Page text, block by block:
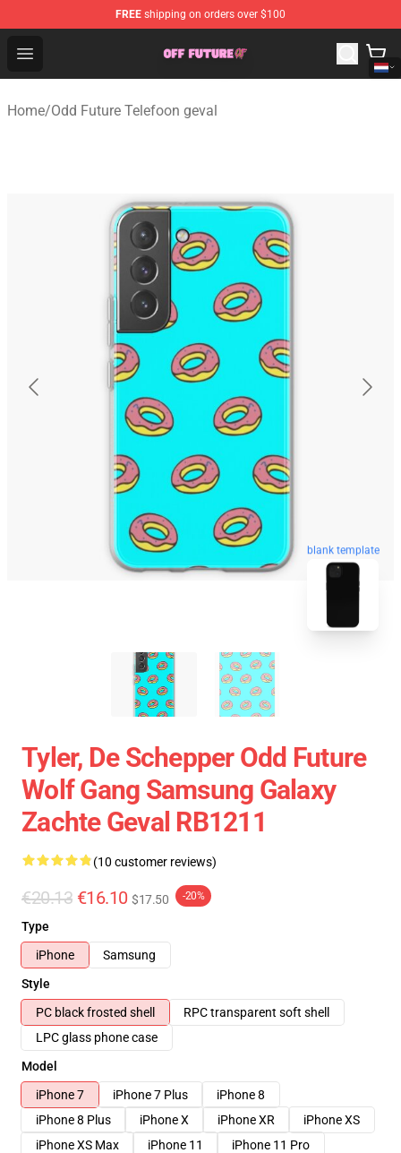
FREE shipping on orders over $100
Open menu
Odd Future Store - Official Odd Future Merchandise Shop
Home/Odd Future Telefoon geval
blank template
Tyler, De Schepper Odd Future
Wolf Gang Samsung Galaxy
Zachte Geval RB1211
(10 customer reviews)
€20.13 €16.10 $17.50 -20%
Type
iPhone
Samsung
Style
PC black frosted shell
RPC transparent soft shell
LPC glass phone case
Model
iPhone 7
iPhone 7 Plus
iPhone 8
iPhone 8 Plus
iPhone X iPhone XR
iPhone XS
iPhone XS Max
iPhone 11
iPhone 11 Pro